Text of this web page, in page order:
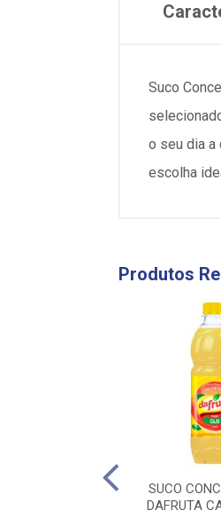
Suco
o seu dia a
escolha
Produtos
SUCO
DAFRUTA